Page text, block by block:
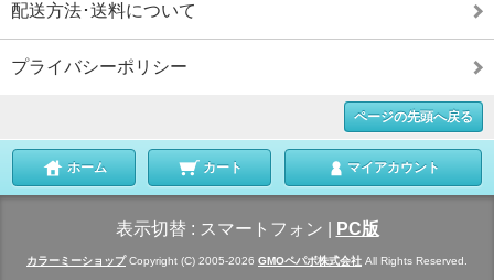
配送方法･送料について
プライバシーポリシー
ページの先頭へ戻る
ホーム カート マイアカウント
表示切替 : スマートフォン PC版
カラーミーショップCopyright (C) 2005-2026 GMOペパボ株式会社 All Rights Reserved.